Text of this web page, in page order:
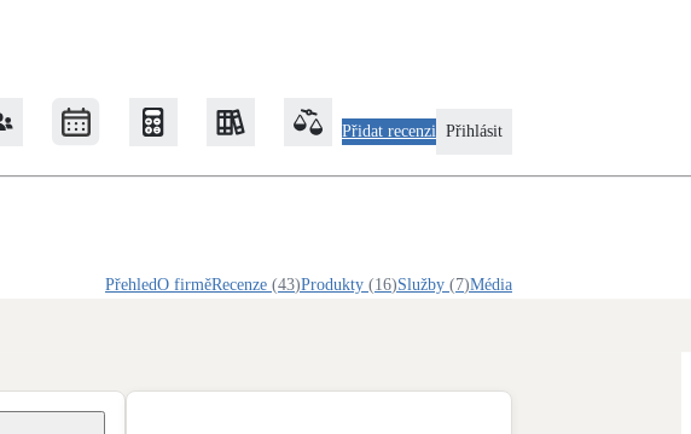
Přidat recenzi Přihlásit
Obálka budovy
Tepelná čerpadla na chlazení
EXPERT
PřehledO firměRecenze (43)Produkty (16)Služby (7)Média